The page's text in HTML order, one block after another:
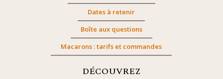
Dates à retenir
Boîte aux questions
Macarons : tarifs et commandes
DÉCOUVREZ